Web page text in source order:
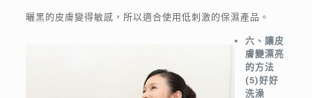
曬黑的皮膚變得敏感，所以適合使用低刺激的保濕產品。
六、讓皮
膚變漂亮
的方法
(5)好好
洗澡